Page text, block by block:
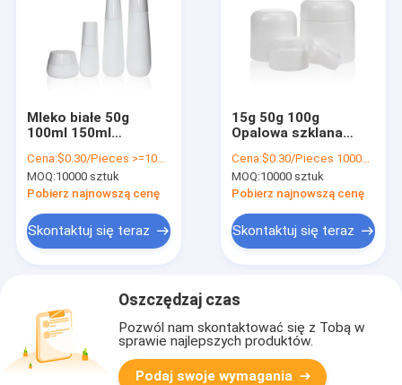
Mleko białe 50g
100ml 150ml
butelka pusta do
opakowania do
pielęgnacji skóry
Cena:$0.30/Pieces >=10000 Pieces
MOQ:10000 sztuk
Pobierz najnowszą cenę
Skontaktuj się teraz
15g 50g 100g
Opalowa szklana
kosmetyczne Biała
ceramiczna butelka
Cena:$0.30/Pieces 10000-49999 Pieces
MOQ:10000 sztuk
Pobierz najnowszą cenę
Skontaktuj się teraz
Oszczędzaj czas
Pozwól nam skontaktować się z Tobą w
sprawie najlepszych produktów.
Podaj swoje wymagania